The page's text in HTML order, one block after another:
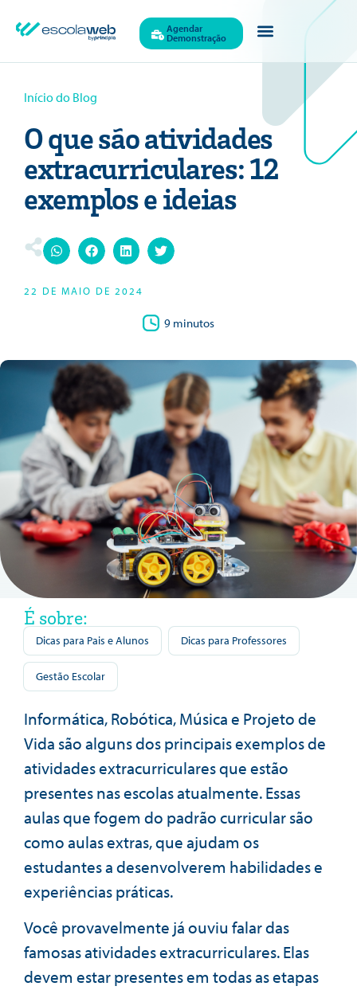
Agendar
Demonstração
Início do Blog
O que são atividades
extracurriculares: 12
exemplos e ideias
22 DE MAIO DE 2024
9 minutos
É sobre:
Dicas para Pais e Alunos Dicas para Professores
Gestão Escolar
Informática, Robótica, Música e Projeto de
Vida são alguns dos principais exemplos de
atividades extracurriculares que estão
presentes nas escolas atualmente. Essas
aulas que fogem do padrão curricular são
como aulas extras, que ajudam os
estudantes a desenvolverem habilidades e
experiências práticas.
Você provavelmente já ouviu falar das
famosas atividades extracurriculares. Elas
devem estar presentes em todas as etapas